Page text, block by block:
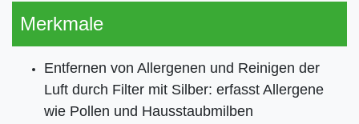
Merkmale
Entfernen von Allergenen und Reinigen der
Luft durch Filter mit Silber: erfasst Allergene
wie Pollen und Hausstaubmilben